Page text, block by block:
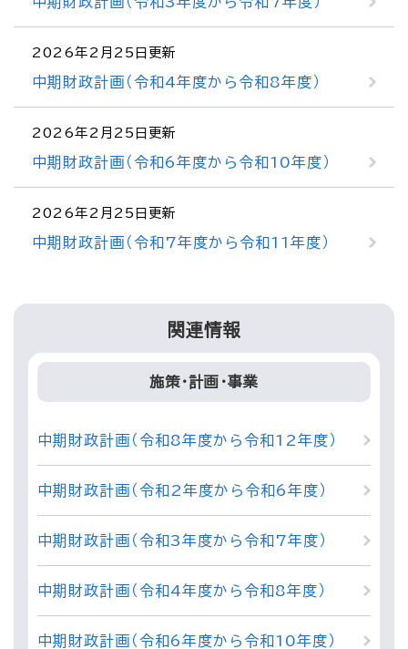
2026年2月25日更新
中期財政計画（令和4年度から令和8年度）
2026年2月25日更新
中期財政計画（令和6年度から令和10年度）
2026年2月25日更新
中期財政計画（令和7年度から令和11年度）
関連情報
施策・計画・事業
中期財政計画（令和8年度から令和12年度）
中期財政計画（令和2年度から令和6年度）
中期財政計画（令和3年度から令和7年度）
中期財政計画（令和4年度から令和8年度）
中期財政計画（令和6年度から令和10年度）